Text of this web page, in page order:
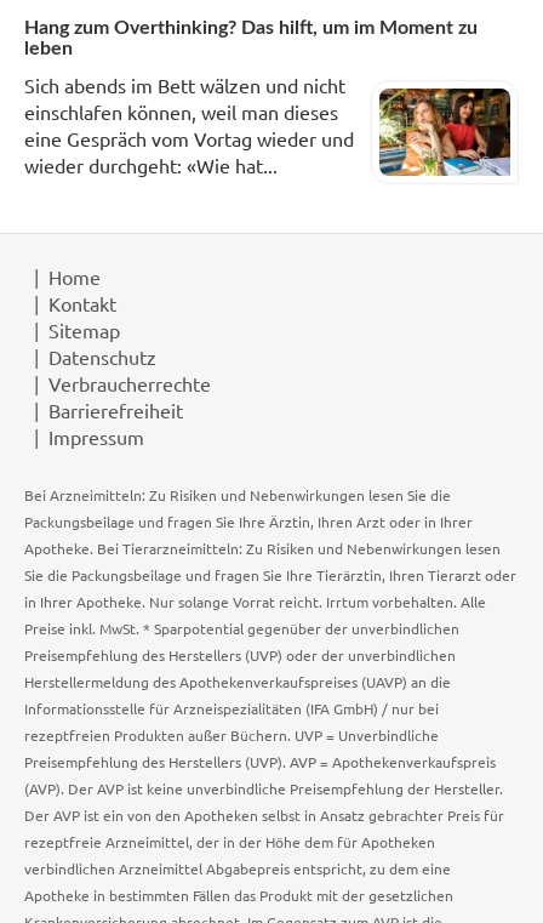
Hang zum Overthinking? Das hilft, um im Moment zu
leben
Sich abends im Bett wälzen und nicht
einschlafen können, weil man dieses
eine Gespräch vom Vortag wieder und
wieder durchgeht: «Wie hat...
Home
Kontakt
Sitemap
Datenschutz
Verbraucherrechte
Barrierefreiheit
Impressum
Bei Arzneimitteln: Zu Risiken und Nebenwirkungen lesen Sie die
Packungsbeilage und fragen Sie Ihre Ärztin, Ihren Arzt oder in Ihrer
Apotheke. Bei Tierarzneimitteln: Zu Risiken und Nebenwirkungen lesen
Sie die Packungsbeilage und fragen Sie Ihre Tierärztin, Ihren Tierarzt oder
in Ihrer Apotheke. Nur solange Vorrat reicht. Irrtum vorbehalten. Alle
Preise inkl. MwSt. * Sparpotential gegenüber der unverbindlichen
Preisempfehlung des Herstellers (UVP) oder der unverbindlichen
Herstellermeldung des Apothekenverkaufspreises (UAVP) an die
Informationsstelle für Arzneispezialitäten (IFA GmbH) / nur bei
rezeptfreien Produkten außer Büchern. UVP = Unverbindliche
Preisempfehlung des Herstellers (UVP). AVP = Apothekenverkaufspreis
(AVP). Der AVP ist keine unverbindliche Preisempfehlung der Hersteller.
Der AVP ist ein von den Apotheken selbst in Ansatz gebrachter Preis für
rezeptfreie Arzneimittel, der in der Höhe dem für Apotheken
verbindlichen Arzneimittel Abgabepreis entspricht, zu dem eine
Apotheke in bestimmten Fällen das Produkt mit der gesetzlichen